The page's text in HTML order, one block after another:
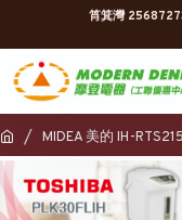
筲箕灣
MIDEA 美的 IH-